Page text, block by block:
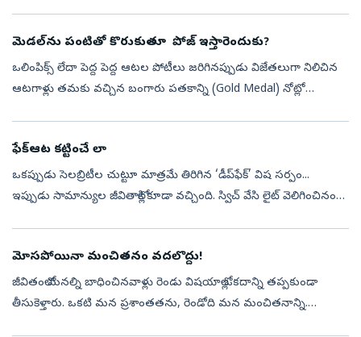
మెడల్‌ను పంటితో కొరుకుతూ పోజ్‌ ఇస్తారెందుకు?
ఒలింపిక్స్‌ లేదా పెద్ద పెద్ద ఆటల పోటీలు జరిగినప్పుడు విజేతలుగా నిలిచిన
ఆటగాళ్లు తమకు వచ్చిన బంగారు పతకాన్ని (Gold Medal) నోట్లో
ఫేక్‌ఆట కట్టించే లా
ఒకప్పుడు సెలబ్రిటీల చుట్టూ మాత్రమే తిరిగిన ‘డీప్‌ఫేక్‌’ విష సర్పం...
ఇప్పుడు సామాన్యుల జీవితాల్లోకి కూడా వచ్చింది. స్విచ్‌ వేసి లైట్‌ వెలిగించినంత
మోసపోయినా మంచితనం వదలొద్దు!
జీవితంలో మనల్ని బాధించినవాళ్లు రెండు విషయాల్లో ఒకదాన్ని తప్పకుండా
తీసుకెళ్తారు. ఒకటి మన ప్రశాంతతను, రెండోది మన మంచితనాన్ని.